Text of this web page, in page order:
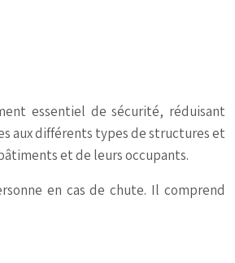
essentiel de sécurité, réduisant
aux différents types de structures et
et de leurs occupants.
en cas de chute. Il comprend